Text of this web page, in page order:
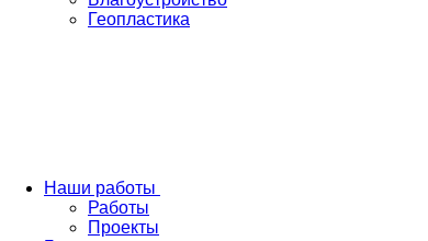
Геопластика
Наши работы
Работы
Проекты